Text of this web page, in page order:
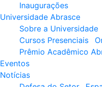
Inaugurações
Universidade Abrasce
Sobre a Universidade
Cursos Presenciais
Prêmio Acadêmico
Eventos
Notícias